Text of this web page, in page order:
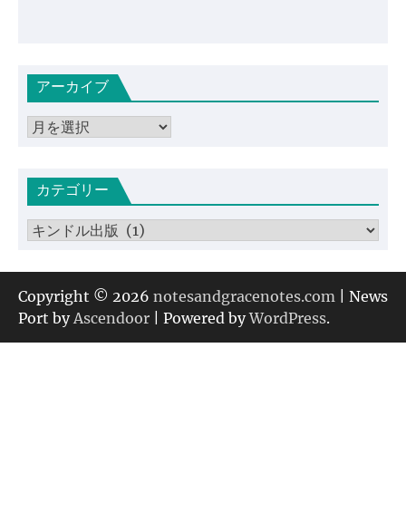
アーカイブ
ア
イカテゴリー
カ
ゴ
リ
ー
Copyright © 2026 notesandgracenotes.com | News
Port byAscendoor | Powered byWordPress.